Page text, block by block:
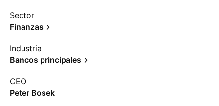
Sector
Finanzas
Industria
Bancos principales
CEO
Peter Bosek